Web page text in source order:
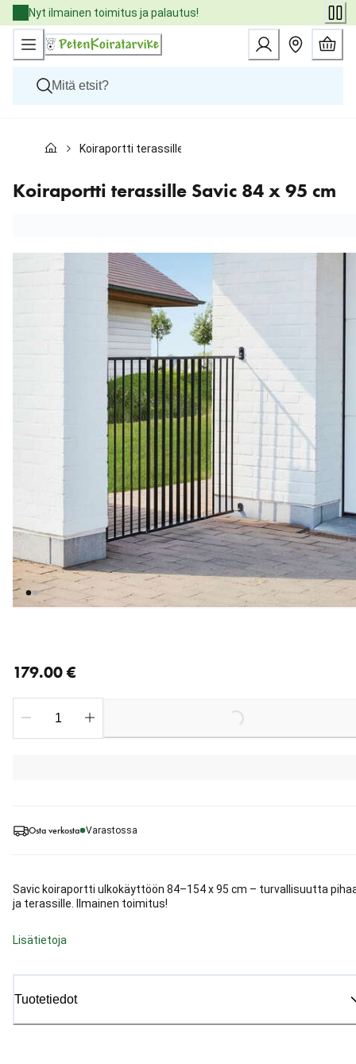
Skip
to
Content
Nyt ilmainen toimitus ja palautus!
Kissat
Eläinlääkäriruoat
Tuotemerkit
Koiraportti terassille Savic 84 x 95 cm
Koiraportti terassille Savic 84 x 95 cm
Osta verkosta Varastossa
Savic koiraportti ulkokäyttöön 84–154 x 95 cm – turvallisuutta
ja terassille. Ilmainen toimitus!
Lisätietoja
Tuotetiedot
179.00 €
Loading...